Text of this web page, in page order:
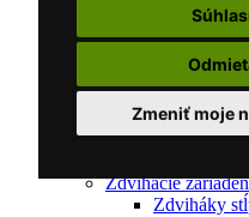
Zmeniť moje
Sťahováky
Sťahováky
Sady na
matice
Ložiskové
Zdvíhacie
Zdviháky